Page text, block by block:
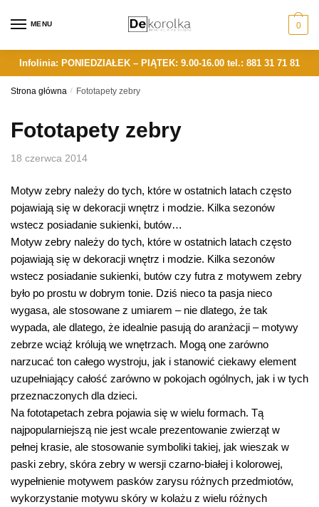
MENU 0
Infolinia: PONIEDZIAŁEK – PIĄTEK: 9.00-16.00 tel.: 881 31 71 81
Strona główna / Fototapety zebry
Fototapety zebry
18 czerwca 2014
Motyw zebry należy do tych, które w ostatnich latach często
pojawiają się w dekoracji wnętrz i modzie. Kilka sezonów
wstecz posiadanie sukienki, butów…
Motyw zebry należy do tych, które w ostatnich latach często
pojawiają się w dekoracji wnętrz i modzie. Kilka sezonów
wstecz posiadanie sukienki, butów czy futra z motywem zebry
było po prostu w dobrym tonie. Dziś nieco ta pasja nieco
wygasa, ale stosowane z umiarem – nie dlatego, że tak
wypada, ale dlatego, że idealnie pasują do aranżacji – motywy
zebrze wciąż królują we wnętrzach. Mogą one zarówno
narzucać ton całego wystroju, jak i stanowić ciekawy element
uzupełniający całość zarówno w pokojach ogólnych, jak i w tych
przeznaczonych dla dzieci.
Na fototapetach zebra pojawia się w wielu formach. Tą
najpopularniejszą nie jest wcale prezentowanie zwierząt w
pełnej krasie, ale stosowanie symboliki takiej, jak wieszak w
paski zebry, skóra zebry w wersji czarno-białej i kolorowej,
wypełnienie motywem pasków zarysu różnych przedmiotów,
wykorzystanie motywu skóry w kolażu z wielu różnych